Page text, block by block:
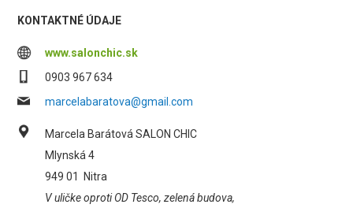
KONTAKTNÉ ÚDAJE
www.salonchic.sk
0903 967 634
marcelabaratova@gmail.com
Marcela Barátová SALON CHIC
Mlynská 4
949 01
Nitra
V uličke oproti OD Tesco, zelená budova,